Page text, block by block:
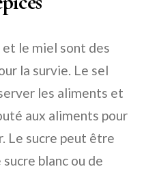
et le miel sont des
la survie. Le sel
les aliments et
aux aliments pour
Le sucre peut être
blanc ou de